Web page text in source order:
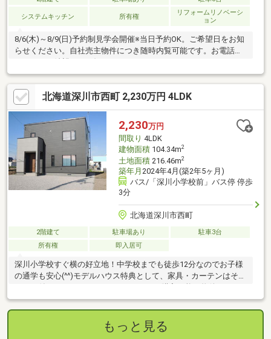
システムキッチン 所有権
リフォームリノベーシ
ョン
8/6(木)～8/9(日)予約制見学会開催※当日予約OK。ご希望日をお知
らせください。自社売主物件につき随時内覧可能です。お電話か
北海道深川市西町 2,230万円 4LDK
2,230万円
間取り 4LDK
建物面積104.34m2
土地面積216.46m2
築年月 2024年4月(築2年5ヶ月)
バス/「深川小学校前」バス停 停歩
3分
北海道深川市西町
2階建て 駐車場あり
駐車3台
所有権
即入居可
深川小学校すぐ横の好立地！中学校までも徒歩12分なのでお子様
の通学も安心(^^)モデルハウス特典として、家具・カーテンはその
（融資金額2230万円・期間50年・金利0.95％・諸費用別途）
もっと見る